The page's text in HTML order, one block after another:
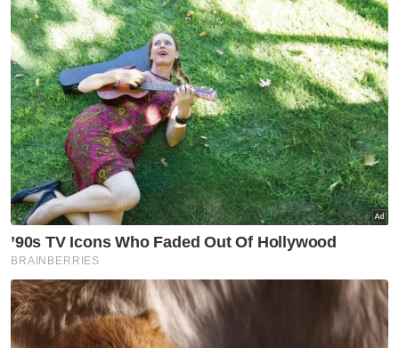
Komander operasi segera memulakan SAR dengan anggota
menjalankan pencarian di permukaan air dalam usaha
mengesan mangsa. Foto Bernama.